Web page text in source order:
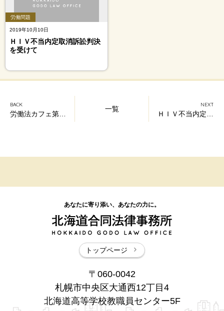
労働問題
2019年10月10日
ＨＩＶ不当内定取消訴訟判決
を受けて
BACK
一覧
NEXT
あなたに寄り添い、あなたの力に。
トップページ
〒060-0042
札幌市中央区大通西12丁目4
北海道高等学校教職員センター5F